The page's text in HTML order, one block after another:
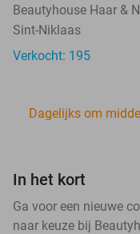
Beautyhouse Haar &
Sint-Niklaas
Verkocht: 195
Dagelijks om
In het kort
Ga voor een nieuwe
naar keuze bij